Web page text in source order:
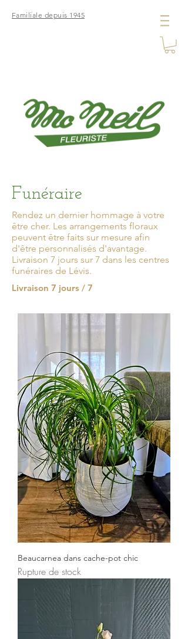
Familiale depuis 1945
Funéraire
Rendez un dernier hommage à votre
être cher. Les arrangements floraux
peuvent être faits sur mesure afin
d'être personnalisés d'avantage.
Livraison 7 jours sur 7 dans les centres
funéraires de Lévis.
Livraison 7 jours / 7
Beaucarnea dans cache-pot chic
Rupture de stock